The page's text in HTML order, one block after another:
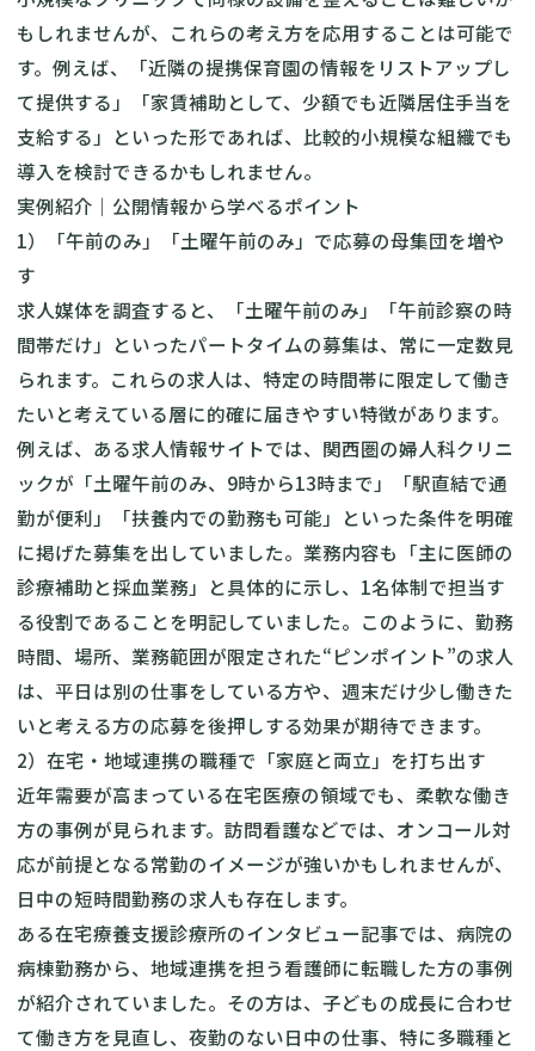
もしれませんが、これらの考え方を応用することは可能で
す。例えば、「近隣の提携保育園の情報をリストアップし
て提供する」「家賃補助として、少額でも近隣居住手当を
支給する」といった形であれば、比較的小規模な組織でも
導入を検討できるかもしれません。
実例紹介｜公開情報から学べるポイント
1）「午前のみ」「土曜午前のみ」で応募の母集団を増や
す
求人媒体を調査すると、「土曜午前のみ」「午前診察の時
間帯だけ」といったパートタイムの募集は、常に一定数見
られます。これらの求人は、特定の時間帯に限定して働き
たいと考えている層に的確に届きやすい特徴があります。
例えば、ある求人情報サイトでは、関西圏の婦人科クリニ
ックが「土曜午前のみ、9時から13時まで」「駅直結で通
勤が便利」「扶養内での勤務も可能」といった条件を明確
に掲げた募集を出していました。業務内容も「主に医師の
診療補助と採血業務」と具体的に示し、1名体制で担当す
る役割であることを明記していました。このように、勤務
時間、場所、業務範囲が限定された“ピンポイント”の求人
は、平日は別の仕事をしている方や、週末だけ少し働きた
いと考える方の応募を後押しする効果が期待できます。
2）在宅・地域連携の職種で「家庭と両立」を打ち出す
近年需要が高まっている在宅医療の領域でも、柔軟な働き
方の事例が見られます。訪問看護などでは、オンコール対
応が前提となる常勤のイメージが強いかもしれませんが、
日中の短時間勤務の求人も存在します。
ある在宅療養支援診療所のインタビュー記事では、病院の
病棟勤務から、地域連携を担う看護師に転職した方の事例
が紹介されていました。その方は、子どもの成長に合わせ
て働き方を見直し、夜勤のない日中の仕事、特に多職種と